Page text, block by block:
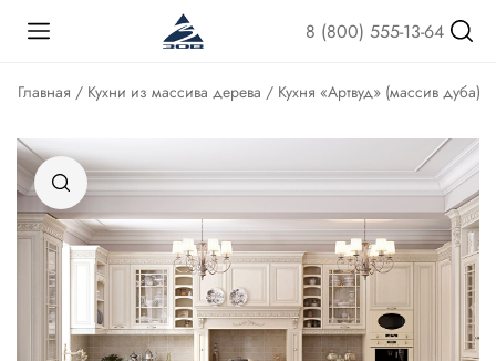
8 (800) 555-13-64
Главная / Кухни из массива дерева / Кухня «Артвуд» (массив дуба)